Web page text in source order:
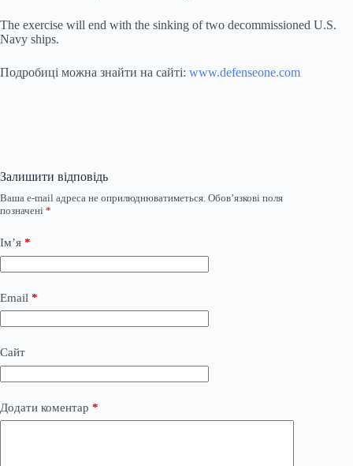
The exercise will end with the sinking of two decommissioned U.S.
Navy ships.
Подробиці можна знайти на сайті: www.defenseone.com
Залишити відповідь
Ваша e-mail адреса не оприлюднюватиметься. Обов’язкові поля
позначені *
Ім’я *
Email *
Сайт
Додати коментар *